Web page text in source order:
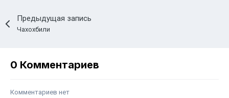
Предыдущая запись
Чахохбили
0 Комментариев
Комментариев нет